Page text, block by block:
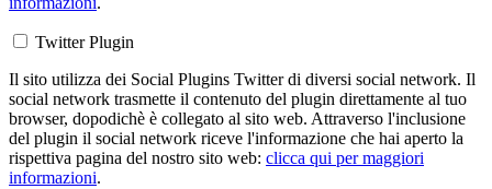
Twitter Plugin
Il sito utilizza dei Social Plugins Twitter di diversi social network. Il
social network trasmette il contenuto del plugin direttamente al tuo
browser, dopodichè è collegato al sito web. Attraverso l'inclusione
del plugin il social network riceve l'informazione che hai aperto la
rispettiva pagina del nostro sito web: clicca qui per maggiori
informazioni.